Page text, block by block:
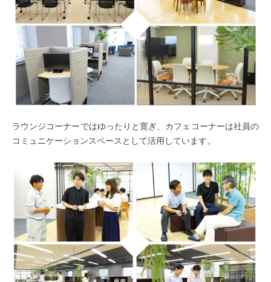
ラウンジコーナーではゆったりと寛ぎ、カフェコーナーは社員の
コミュニケーションスペースとして活用しています。